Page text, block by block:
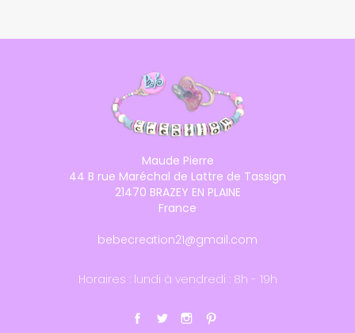
Maude Pierre
44 B rue Maréchal de Lattre de Tassign
21470 BRAZEY EN PLAINE
France
bebecreation21@gmail.com
Horaires : lundi à vendredi : 8h - 19h